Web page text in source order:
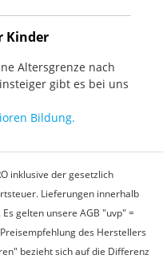
Kinder
Altersgrenze nach
gibt es bei uns
Bildung.
inklusive der gesetzlich
Lieferungen innerhalb
gelten unsere AGB "uvp" =
des Herstellers
bezieht sich auf die Differenz